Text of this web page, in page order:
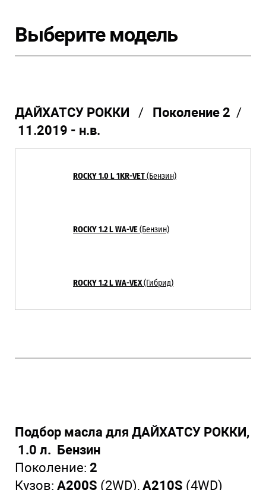
Выберите модель
ДАЙХАТСУ РОККИ / Поколение 2 /
11.2019 - н.в.
ROCKY 1.0 L1KR-VET(Бензин)
ROCKY 1.2 LWA-VE(Бензин)
ROCKY 1.2 LWA-VEX(Гибрид)
Подбор масла для ДАЙХАТСУ РОККИ,
1.0 л. Бензин
Поколение: 2
Кузов: A200S (2WD), A210S (4WD)